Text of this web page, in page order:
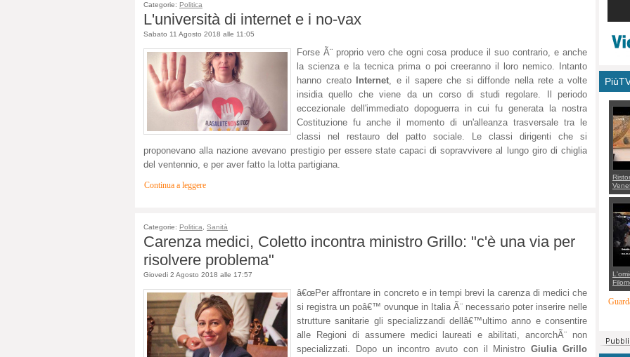
Categorie: Politica
L'università di internet e i no-vax
Sabato 11 Agosto 2018 alle 11:05
Forse Ã¨ proprio vero che ogni cosa produce il suo contrario, e anche
la scienza e la tecnica prima o poi creeranno il loro nemico. Intanto
hanno creato
Internet, e il sapere che si diffonde nella rete a volte
insidia quello che viene da un corso di studi regolare. Il periodo
eccezionale dell'immediato dopoguerra in cui fu generata la nostra
Costituzione fu anche il momento di un'alleanza trasversale tra le
classi nel restauro del patto sociale. Le classi dirigenti che si
proponevano alla nazione avevano prestigio per essere state capaci di sopravvivere al lungo giro di chiglia
del ventennio, e per aver fatto la lotta partigiana.
Continua a leggere
Categorie: Politica Sanità
Carenza medici, Coletto incontra ministro Grillo: "c'è una via per
risolvere problema"
Giovedi 2 Agosto 2018 alle 17:57
â€œPer affrontare in concreto e in tempi brevi la carenza di medici che
si registra un poâ€™ ovunque in Italia Ã¨ necessario poter inserire nelle
strutture sanitarie gli specializzandi dellâ€™ultimo anno e consentire
alle Regioni di assumere medici laureati e abilitati, ancorchÃ¨ non
specializzati. Dopo un incontro avuto con il MinistroGiulia Grillo
con